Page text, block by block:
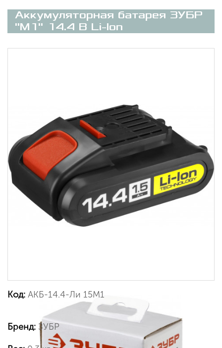
Аккумуляторная батарея ЗУБР
"М1" 14.4 В Li-Ion
Код: АКБ-14.4-Ли 15М1
Бренд: ЗУБР